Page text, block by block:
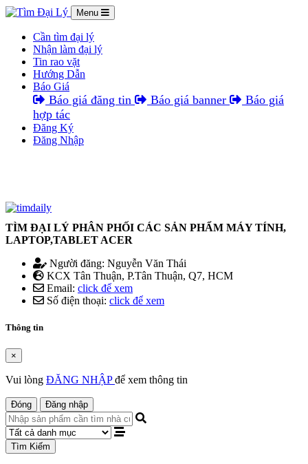
Menu
Cần tìm đại lý
Nhận làm đại lý
Tin rao vặt
Hướng Dẫn
Báo Giá
Báo giá đăng tin Báo giá banner
Báo giá
hợp tác
Đăng Ký
Đăng Nhập
TÌM ĐẠI LÝ PHÂN PHỐI CÁC SẢN PHẨM MÁY TÍNH,
LAPTOP,TABLET ACER
Người đăng: Nguyễn Văn Thái
KCX Tân Thuận, P.Tân Thuận, Q7, HCM
Email: click để xem
Số điện thoại: click để xem
Thông tin
×
Vui lòng ĐĂNG NHẬPđể xem thông tin
Đóng Đăng nhập
Tìm Kiếm